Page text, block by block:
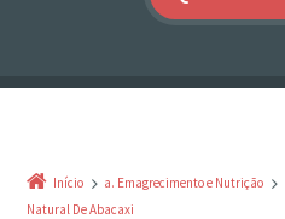
Início a. Emagrecimento e Nutrição
Natural De Abacaxi